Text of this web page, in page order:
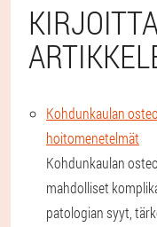
Kohdunkaulan
hoitomenetelmät
Kohdunkaulan
mahdolliset
patologian syyt,